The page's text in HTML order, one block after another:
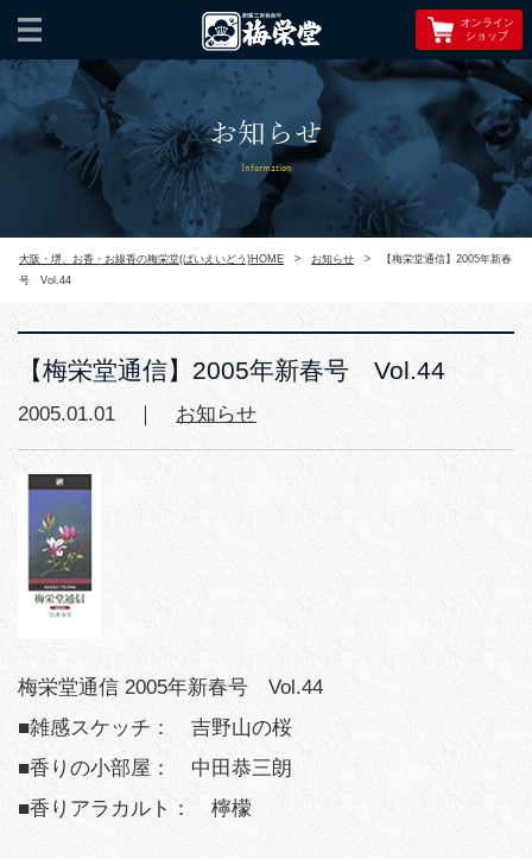
オンライン
ショップ
お知らせ
Information
大阪・堺、お香・お線香の梅栄堂(ばいえいどう)HOME > お知らせ >
【梅栄堂通信】2005年新春
号 Vol.44
【梅栄堂通信】2005年新春号 Vol.44
2005.01.01 ｜ お知らせ
梅栄堂通信 2005年新春号 Vol.44
■雑感スケッチ： 吉野山の桜
■香りの小部屋： 中田恭三朗
■香りアラカルト： 檸檬